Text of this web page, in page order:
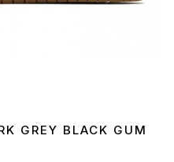
GREY BLACK GUM